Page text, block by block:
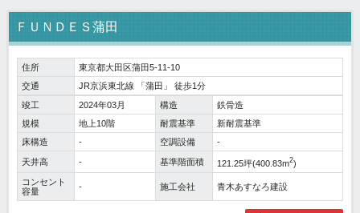
ＦＵＮＤＥＳ蒲田
住所
東京都大田区蒲田5-11-10
交通
JR京浜東北線 「蒲田 」 徒歩1分
竣工
2024年03月 構造
鉄骨造
規模
地上10階 耐震基準
新耐震基準
床構造
- 空調設備 -
天井高 - 基準階面積 121.25坪(400.83m2)
コンセント
容量
- 施工会社 青木あすなろ建設